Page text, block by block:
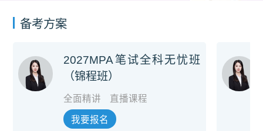
备考方案
2027MPA笔试全科无忧班
（锦程班）
全面精讲 直播课程
我要报名